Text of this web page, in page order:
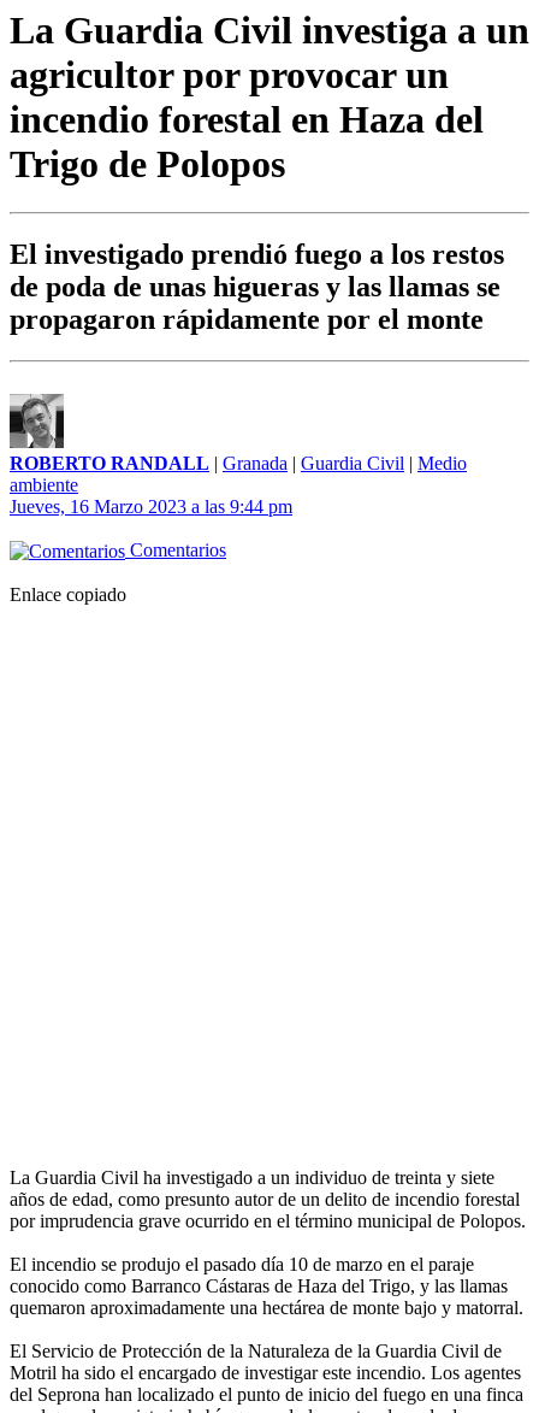
La Guardia Civil investiga a un
agricultor por provocar un
incendio forestal en Haza del
Trigo de Polopos
El investigado prendió fuego a los restos
de poda de unas higueras y las llamas se
propagaron rápidamente por el monte
ROBERTO RANDALL | Granada | Guardia Civil | Medio
ambiente
Jueves, 16 Marzo 2023 a las 9:44 pm
Comentarios
Enlace copiado
La Guardia Civil ha investigado a un individuo de treinta y siete
años de edad, como presunto autor de un delito de incendio forestal
por imprudencia grave ocurrido en el término municipal de Polopos.
El incendio se produjo el pasado día 10 de marzo en el paraje
conocido como Barranco Cástaras de Haza del Trigo, y las llamas
quemaron aproximadamente una hectárea de monte bajo y matorral.
El Servicio de Protección de la Naturaleza de la Guardia Civil de
Motril ha sido el encargado de investigar este incendio. Los agentes
del Seprona han localizado el punto de inicio del fuego en una finca